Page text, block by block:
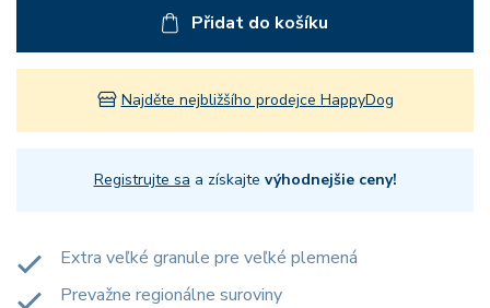
Přidat do košíku
Najděte nejbližšího prodejce HappyDog
Registrujte sa a získajte výhodnejšie ceny!
Extra veľké granule pre veľké plemená
Prevažne regionálne suroviny